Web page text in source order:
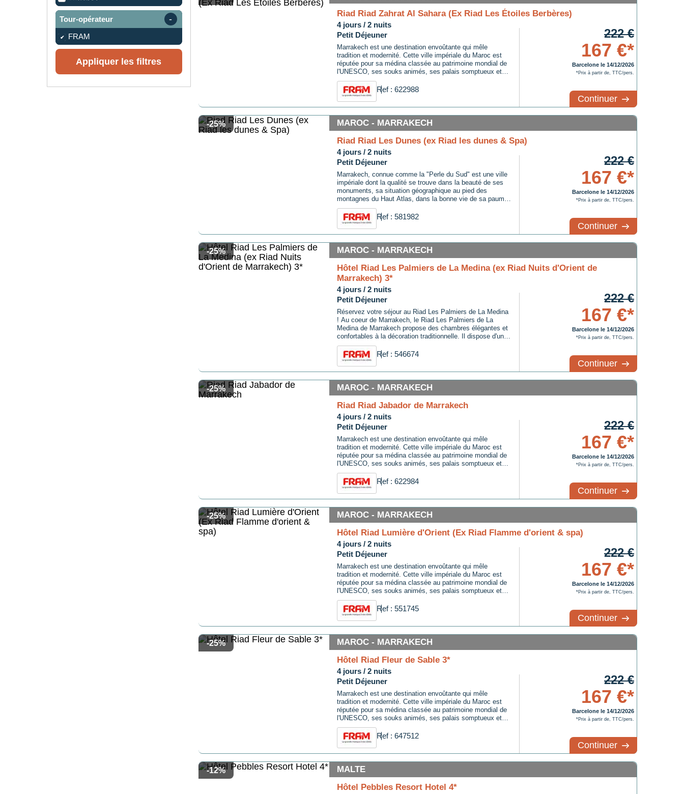
Tour-opérateur
FRAM
Appliquer les filtres
Riad Riad Zahrat Al Sahara (Ex Riad Les Étoiles Berbères)
4 jours / 2 nuits
Petit Déjeuner
Marrakech est une destination envoûtante qui mêle
tradition et modernité. Cette ville impériale du Maroc est
réputée pour sa médina classée au patrimoine mondial de
l'UNESCO, ses souks animés, ses palais somptueux et
ses jardins luxuriants. Les visiteurs peuvent se perdre
dans les ruelles étroites de la médina, découvrir des
trésors artisanaux ...
Ref : 622988
222 €
167 €*
Barcelone le 14/12/2026
*Prix à partir de, TTC/pers.
Continuer
-25%
MAROC - MARRAKECH
Riad Riad Les Dunes (ex Riad les dunes & Spa)
4 jours / 2 nuits
Petit Déjeuner
Marrakech, connue comme la "Perle du Sud" est une ville
impériale dont la qualité se trouve dans la beauté de ses
monuments, sa situation géographique au pied des
montagnes du Haut Atlas, dans la bonne vie de sa paume,
dans l'excitation de la médina et de la richesse de ses
souks. Classé ville historique sur la liste du patrimoine
mondial, ...
Ref : 581982
222 €
167 €*
Barcelone le 14/12/2026
*Prix à partir de, TTC/pers.
Continuer
-25%
MAROC - MARRAKECH
Hôtel Riad Les Palmiers de La Medina (ex Riad Nuits d'Orient de
Marrakech) 3*
4 jours / 2 nuits
Petit Déjeuner
Réservez votre séjour au Riad Les Palmiers de La Medina
! Au coeur de Marrakech, le Riad Les Palmiers de La
Medina de Marrakech propose des chambres élégantes et
confortables à la décoration traditionnelle. Il dispose d'une
piscine dans le patio ainsi que d'un restaurant offrant une
cuisine locale. Aussi, le Riad possède une ...
Ref : 546674
222 €
167 €*
Barcelone le 14/12/2026
*Prix à partir de, TTC/pers.
Continuer
-25%
MAROC - MARRAKECH
Riad Riad Jabador de Marrakech
4 jours / 2 nuits
Petit Déjeuner
Marrakech est une destination envoûtante qui mêle
tradition et modernité. Cette ville impériale du Maroc est
réputée pour sa médina classée au patrimoine mondial de
l'UNESCO, ses souks animés, ses palais somptueux et
ses jardins luxuriants. Les visiteurs peuvent se perdre
dans les ruelles étroites de la médina, découvrir des
trésors artisanaux ...
Ref : 622984
222 €
167 €*
Barcelone le 14/12/2026
*Prix à partir de, TTC/pers.
Continuer
-25%
MAROC - MARRAKECH
Hôtel Riad Lumière d'Orient (Ex Riad Flamme d'orient & spa)
4 jours / 2 nuits
Petit Déjeuner
Marrakech est une destination envoûtante qui mêle
tradition et modernité. Cette ville impériale du Maroc est
réputée pour sa médina classée au patrimoine mondial de
l'UNESCO, ses souks animés, ses palais somptueux et
ses jardins luxuriants. Les visiteurs peuvent se perdre
dans les ruelles étroites de la médina, découvrir des
trésors artisanaux ...
Ref : 551745
222 €
167 €*
Barcelone le 14/12/2026
*Prix à partir de, TTC/pers.
Continuer
-25%
MAROC - MARRAKECH
Hôtel Riad Fleur de Sable 3*
4 jours / 2 nuits
Petit Déjeuner
Marrakech est une destination envoûtante qui mêle
tradition et modernité. Cette ville impériale du Maroc est
réputée pour sa médina classée au patrimoine mondial de
l'UNESCO, ses souks animés, ses palais somptueux et
ses jardins luxuriants. Les visiteurs peuvent se perdre
dans les ruelles étroites de la médina, découvrir des
trésors artisanaux ...
Ref : 647512
222 €
167 €*
Barcelone le 14/12/2026
*Prix à partir de, TTC/pers.
Continuer
-12%
MALTE
Hôtel Pebbles Resort Hotel 4*